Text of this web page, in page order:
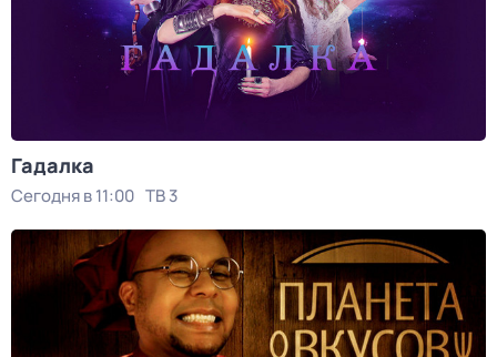
Гадалка
Сегодня в 11:00 ТВ 3